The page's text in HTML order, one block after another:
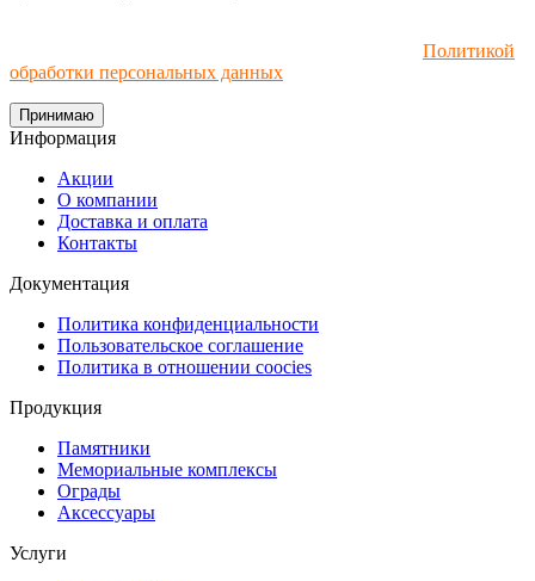
Политикой
обработки персональных данных
Принимаю
Информация
Акции
О компании
Доставка и оплата
Контакты
Документация
Политика конфиденциальности
Пользовательское соглашение
Политика в отношении coocies
Продукция
Памятники
Мемориальные комплексы
Ограды
Аксессуары
Услуги